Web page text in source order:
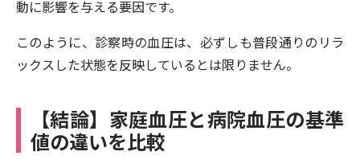
動に影響を与える要因です。
このように、診察時の血圧は、必ずしも普段通りのリラ
ックスした状態を反映しているとは限りません。
【結論】家庭血圧と病院血圧の基準
値の違いを比較